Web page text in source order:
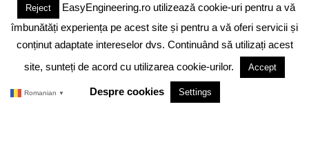
DESPRE NOI ABONAMENT
DESPRE COOKIES POLITICA DE CONFIDENTIALITATE
TERMENI SI CONDITII
Reject
EasyEngineering.ro utilizează cookie-uri pentru a vă
îmbunătăți experiența pe acest site și pentru a vă oferi servicii și
conținut adaptate intereselor dvs. Continuând să utilizați acest
site, sunteți de acord cu utilizarea cookie-urilor.
Accept
Despre cookies Settings
Romanian ▼